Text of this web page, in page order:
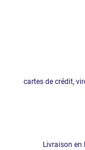
cartes de crédit,
Livraison